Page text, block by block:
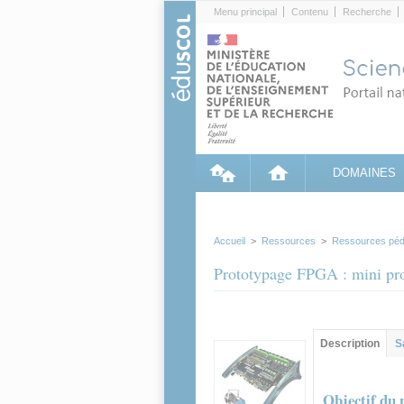
Menu principal Contenu Recherche
DOMAINES
Accueil > Ressources > Ressources
Prototypage FPGA : mini
Contenu
Description
actif)